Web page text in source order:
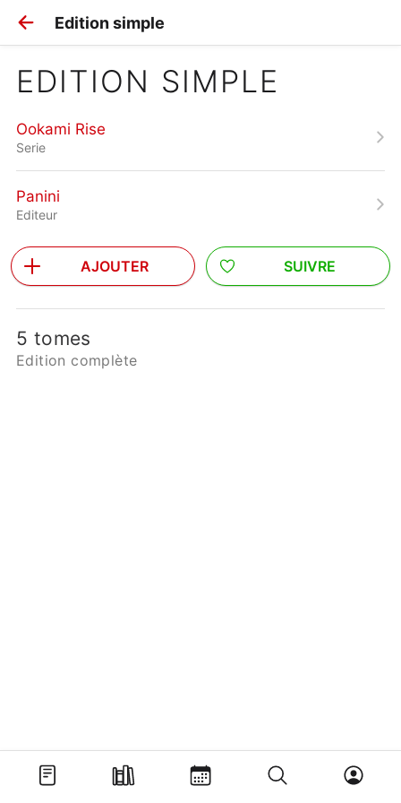
Edition simple
EDITION SIMPLE
Ookami Rise
Serie
Panini
Editeur
AJOUTER SUIVRE
5 tomes
Edition complète